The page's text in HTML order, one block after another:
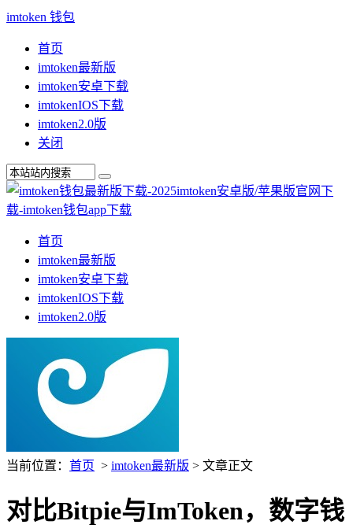
imtoken 钱包
首页
imtoken最新版
imtoken安卓下载
imtokenIOS下载
imtoken2.0版
关闭
首页
imtoken最新版
imtoken安卓下载
imtokenIOS下载
imtoken2.0版
当前位置： 首页 > imtoken最新版 > 文章正文
对比Bitpie与ImToken，数字钱